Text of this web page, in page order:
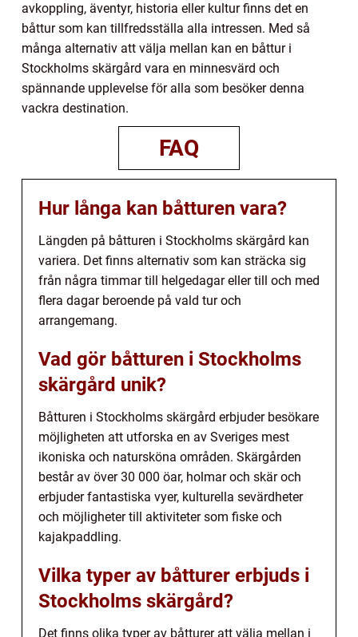
avkoppling, äventyr, historia eller kultur finns det en
båttur som kan tillfredsställa alla intressen. Med så
många alternativ att välja mellan kan en båttur i
Stockholms skärgård vara en minnesvärd och
spännande upplevelse för alla som besöker denna
vackra destination.
FAQ
Hur långa kan båtturen vara?
Längden på båtturen i Stockholms skärgård kan
variera. Det finns alternativ som kan sträcka sig
från några timmar till helgedagar eller till och med
flera dagar beroende på vald tur och
arrangemang.
Vad gör båtturen i Stockholms
skärgård unik?
Båtturen i Stockholms skärgård erbjuder besökare
möjligheten att utforska en av Sveriges mest
ikoniska och natursköna områden. Skärgården
består av över 30 000 öar, holmar och skär och
erbjuder fantastiska vyer, kulturella sevärdheter
och möjligheter till aktiviteter som fiske och
kajakpaddling.
Vilka typer av båtturer erbjuds i
Stockholms skärgård?
Det finns olika typer av båtturer att välja mellan i